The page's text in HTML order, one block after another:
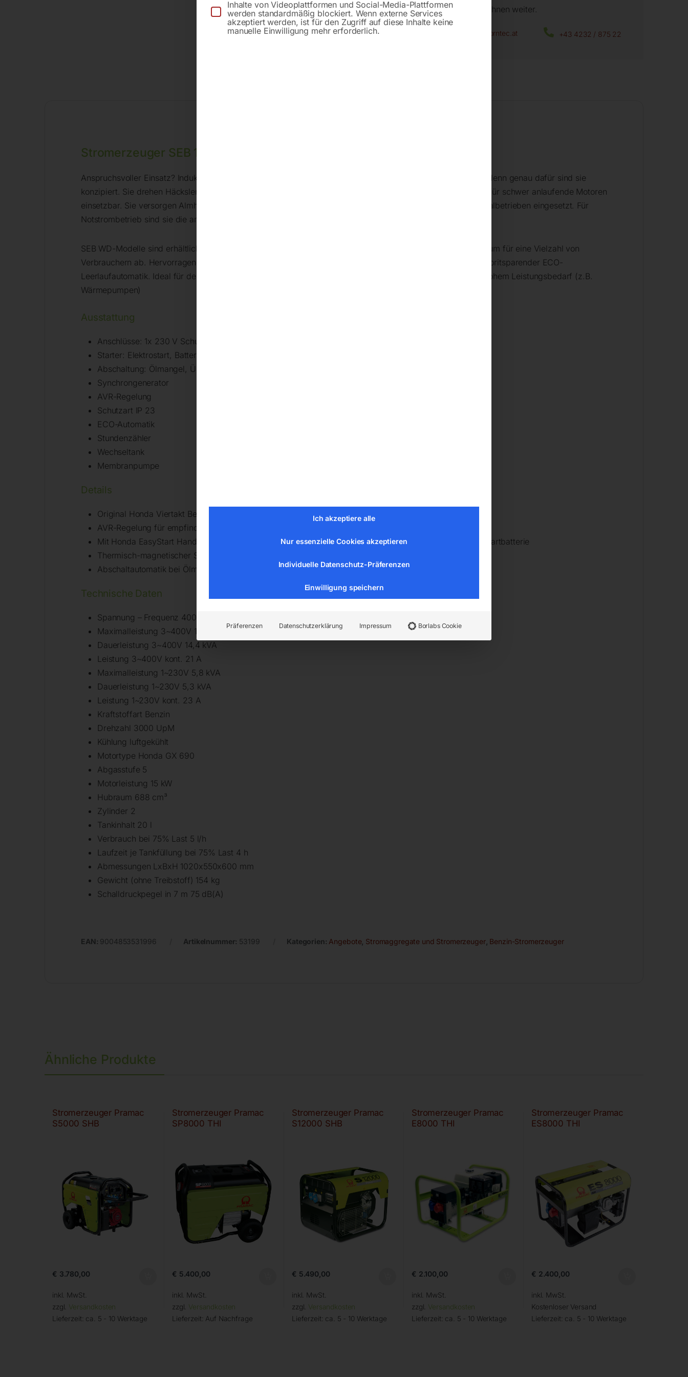
Gerne helfen wir Ihnen weiter.
Anfrageformular office@horntec.at +43 4232 / 875 22
Stromerzeuger SEB 16000WDE-AVR
Anspruchsvoller Einsatz? Induktive Stromverbraucher? – Kein Problem für die kräftigen SEB-Stromerzeuger, denn genau dafür sind sie
konzipiert. Sie drehen Häcksler, Kompressoren, Kreissägen, Kühlaggregate, Mischer, Pumpen und sind auch für schwer anlaufende Motoren
einsetzbar. Sie versorgen Almhütten, Baustellen und werden oft in Gewerbe-, Landwirtschafts- und Kommunalbetrieben eingesetzt. Für
Notstrombetrieb sind sie die am meisten genutzten Geräte.
SEB WD-Modelle sind erhältlich in Leistungen von 7 bis 24 kVA Somit decken sie ein großes Leistungsspektrum für eine Vielzahl von
Verbrauchern ab. Hervorragendes, häufig verwendetes Hochleistungsgerät mit Wechseltank 20 l sowie mit spritsparender ECO-
Leerlaufautomatik. Ideal für den Betrieb auf Baustellen aber auch als Notstromversorgung für Gebäude mit hohem Leistungsbedarf (z.B.
Wärmepumpen)
Ausstattung
Anschlüsse: 1x 230 V Schuko 16 A und 1x 400 V CEE 16A-5p
Starter: Elektrostart, Batterie
Abschaltung: Ölmangel, Überlast, Kurzschluss ThM-SS
Synchrongenerator
AVR-Regelung
Schutzart IP 23
ECO-Automatik
Stundenzähler
Wechseltank
Membranpumpe
Details
Original Honda Viertakt Benzinmotor luftgekühlt
AVR-Regelung für empfindliche Verbraucher serienmäßig
Mit Honda EasyStart Handstartsystem bzw. je nach Modell mit Elektrostart System und wartungsfreier Startbatterie
Thermisch-magnetischer Schutzschalter mit Abschaltung bei Überlast und Kurzschluss
Abschaltautomatik bei Ölmangel bzw. niedrigem Öldruck
Technische Daten
Spannung – Frequenz 400 / 230/50 V/Hz
Maximalleistung 3~400V 16 kVA
Dauerleistung 3~400V 14,4 kVA
Leistung 3~400V kont. 21 A
Maximalleistung 1~230V 5,8 kVA
Dauerleistung 1~230V 5,3 kVA
Leistung 1~230V kont. 23 A
Kraftstoffart Benzin
Drehzahl 3000 UpM
Kühlung luftgekühlt
Motortype Honda GX 690
Abgasstufe 5
Motorleistung 15 kW
Hubraum 688 cm³
Zylinder 2
Tankinhalt 20 l
Verbrauch bei 75% Last 5 l/h
Laufzeit je Tankfüllung bei 75% Last 4 h
Abmessungen LxBxH 1020x550x600 mm
Gewicht (ohne Treibstoff) 154 kg
Schalldruckpegel in 7 m 75 dB(A)
EAN: 9004853531996 Artikelnummer: 53199 Kategorien: Angebote Stromaggregate und Stromerzeuger, Benzin-Stromerzeuger
Ähnliche Produkte
Stromerzeuger Pramac
S5000 SHB
€ 3.780,00
inkl. MwSt.
zzgl. Versandkosten
Lieferzeit: ca. 5 - 10 Werktage
Stromerzeuger Pramac
SP8000 THI
€ 5.400,00
inkl. MwSt.
zzgl. Versandkosten
Lieferzeit: Auf Nachfrage
Stromerzeuger Pramac
S12000 SHB
€ 5.490,00
inkl. MwSt.
zzgl. Versandkosten
Lieferzeit: ca. 5 - 10 Werktage
Stromerzeuger Pramac
E8000 THI
€ 2.100,00
inkl. MwSt.
zzgl. Versandkosten
Lieferzeit: ca. 5 - 10 Werktage
Stromerzeuger Pramac
ES8000 THI
€ 2.400,00
inkl. MwSt.
Kostenloser Versand
Lieferzeit: ca. 5 - 10 Werktage
Inhalte von Videoplattformen und Social-Media-Plattformen
werden standardmäßig blockiert. Wenn externe Services
akzeptiert werden, ist für den Zugriff auf diese Inhalte keine
manuelle Einwilligung mehr erforderlich.
Ich akzeptiere alle
Nur essenzielle Cookies akzeptieren
Individuelle Datenschutz-Präferenzen
Einwilligung speichern
Präferenzen Datenschutzerklärung Impressum Borlabs Cookie